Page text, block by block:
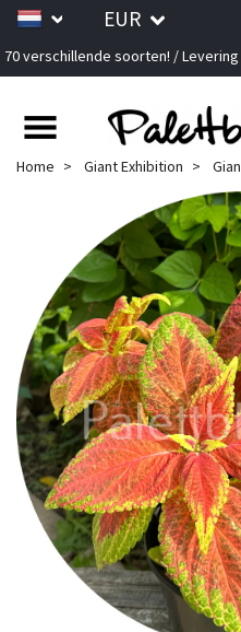
EUR
70 verschillende soorten! /
Home Giant Exhibition